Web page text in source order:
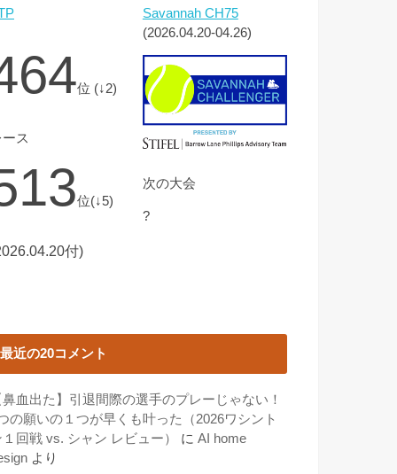
位 (↓2)
ス
位(↓5)
付)
Savannah CH75
(2026.04.20-04.26)
次の大会
?
最近の20コメント
鼻血出た】引退間際の選手のプレーじゃない！
の願いの１つが早くも叶った（2026ワシント
回戦 vs. シャン レビュー）
に AI home
より